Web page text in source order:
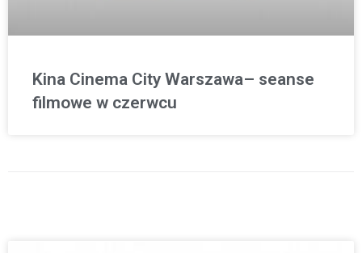
Kina Cinema City Warszawa– seanse
filmowe w czerwcu